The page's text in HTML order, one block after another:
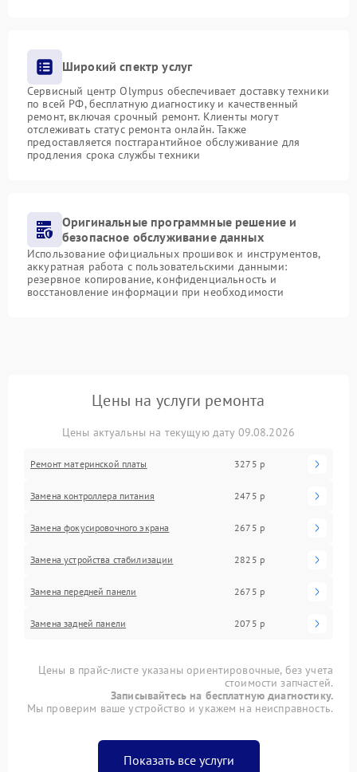
Широкий спектр услуг
Сервисный центр Olympus обеспечивает доставку техники
по всей РФ, бесплатную диагностику и качественный
ремонт, включая срочный ремонт. Клиенты могут
отслеживать статус ремонта онлайн. Также
предоставляется постгарантийное обслуживание для
продления срока службы техники
Оригинальные программные решение и
безопасное обслуживание данных
Использование официальных прошивок и инструментов,
аккуратная работа с пользовательскими данными:
резервное копирование, конфиденциальность и
восстановление информации при необходимости
Цены на услуги ремонта
Цены актуальны на текущую дату 09.08.2026
Ремонт материнской платы 3275 р
Замена контроллера питания 2475 р
Замена фокусировочного экрана 2675 р
Замена устройства стабилизации 2825 р
Замена передней панели 2675 р
Замена задней панели 2075 р
Цены в прайс-листе указаны ориентировочные, без учета
стоимости запчастей.
Записывайтесь на бесплатную диагностику.
Мы проверим ваше устройство и укажем на неисправность.
Показать все услуги